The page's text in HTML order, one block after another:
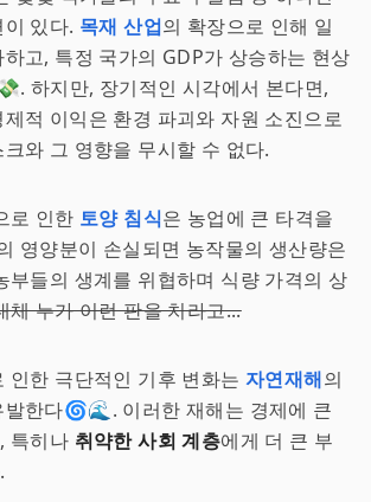
있다. 목재 산업의 확장으로 인해 일
고, 특정 국가의 GDP가 상승하는 현상
하지만, 장기적인 시각에서 본다면,
적 이익은 환경 파괴와 자원 소진으로
와 그 영향을 무시할 수 없다.
로 인한 토양 침식은 농업에 큰 타격을
영양분이 손실되면 농작물의 생산량은
부들의 생계를 위협하며 식량 가격의 상
체 누가 이런 판을 치라고...
인한 극단적인 기후 변화는 자연재해의
발한다🌀🌊. 이러한 재해는 경제에 큰
특히나 취약한 사회 계층에게 더 큰 부